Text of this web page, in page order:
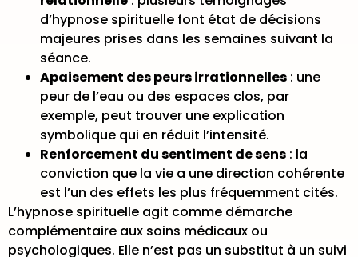
d’hypnose spirituelle font état de décisions
majeures prises dans les semaines suivant la
séance.
Apaisement des peurs irrationnelles : une
peur de l’eau ou des espaces clos, par
exemple, peut trouver une explication
symbolique qui en réduit l’intensité.
Renforcement du sentiment de sens : la
conviction que la vie a une direction cohérente
est l’un des effets les plus fréquemment cités.
L’hypnose spirituelle agit comme démarche
complémentaire aux soins médicaux ou
psychologiques. Elle n’est pas un substitut à un suivi